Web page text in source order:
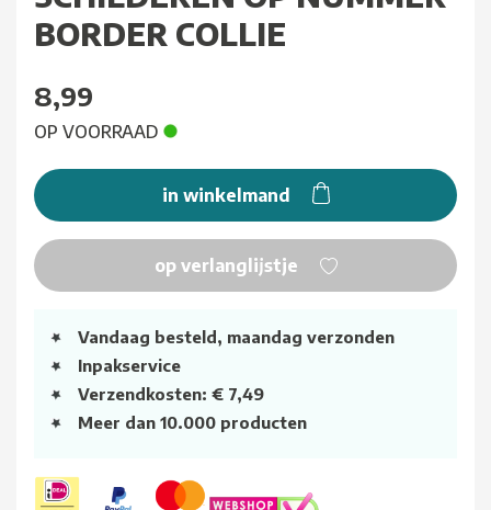
BORDER COLLIE
8,99
OP VOORRAAD
in winkelmand
op verlanglijstje
Vandaag besteld, maandag verzonden
Inpakservice
Verzendkosten: € 7,49
Meer dan 10.000 producten